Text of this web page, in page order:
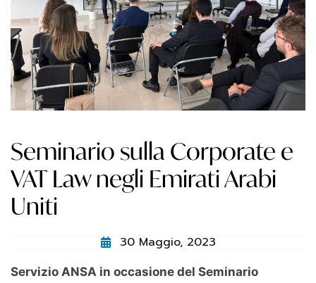
Seminario sulla Corporate e
VAT Law negli Emirati Arabi
Uniti
30 Maggio, 2023
Servizio ANSA in occasione del Seminario